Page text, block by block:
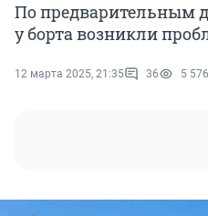
По предварительным
у борта возникли
12 марта 2025, 21:35 36 5 576